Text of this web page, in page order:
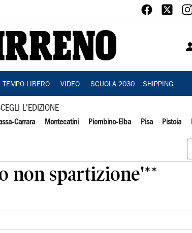
TEMPO LIBERO VIDEO SCUOLA 2030 SHIPPING
L'EDIZIONE
Carrara Montecatini Piombino-Elba Pisa Pistoia
non spartizione'**